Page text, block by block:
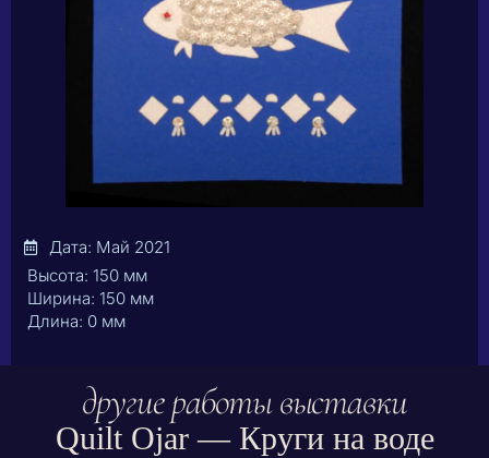
Дата: Май 2021
Высота: 150 мм
Ширина: 150 мм
Длина: 0 мм
другие работы выставки
Quilt Ojar — Круги на воде